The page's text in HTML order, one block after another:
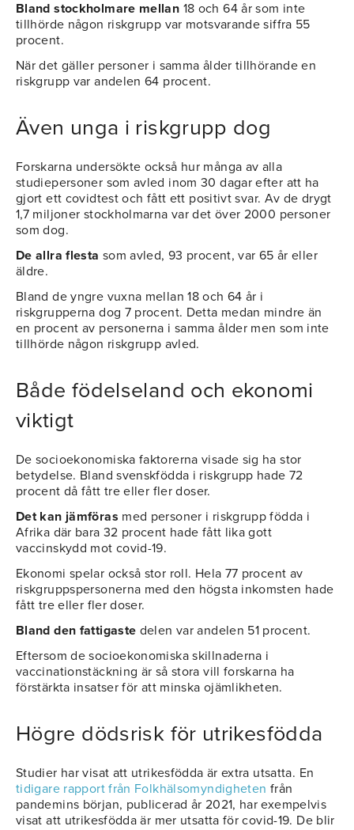
Bland stockholmare mellan 18 och 64 år som inte
tillhörde någon riskgrupp var motsvarande siffra 55
procent.
När det gäller personer i samma ålder tillhörande en
riskgrupp var andelen 64 procent.
Även unga i riskgrupp dog
Forskarna undersökte också hur många av alla
studiepersoner som avled inom 30 dagar efter att ha
gjort ett covidtest och fått ett positivt svar. Av de drygt
1,7 miljoner stockholmarna var det över 2000 personer
som dog.
De allra flesta som avled, 93 procent, var 65 år eller
äldre.
Bland de yngre vuxna mellan 18 och 64 år i
riskgrupperna dog 7 procent. Detta medan mindre än
en procent av personerna i samma ålder men som inte
tillhörde någon riskgrupp avled.
Både födelseland och ekonomi
viktigt
De socioekonomiska faktorerna visade sig ha stor
betydelse. Bland svenskfödda i riskgrupp hade 72
procent då fått tre eller fler doser.
Det kan jämföras med personer i riskgrupp födda i
Afrika där bara 32 procent hade fått lika gott
vaccinskydd mot covid-19.
Ekonomi spelar också stor roll. Hela 77 procent av
riskgruppspersonerna med den högsta inkomsten hade
fått tre eller fler doser.
Bland den fattigaste delen var andelen 51 procent.
Eftersom de socioekonomiska skillnaderna i
vaccinationstäckning är så stora vill forskarna ha
förstärkta insatser för att minska ojämlikheten.
Högre dödsrisk för utrikesfödda
Studier har visat att utrikesfödda är extra utsatta. En
tidigare rapport från Folkhälsomyndigheten från
pandemins början, publicerad år 2021, har exempelvis
visat att utrikesfödda är mer utsatta för covid-19. De blir